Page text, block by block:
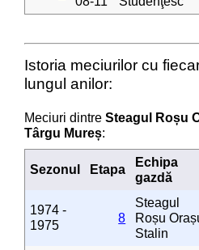
Istoria meciurilor cu
lungul anilor:
Meciuri dintreSteagul Roșu
Târgu Mureș:
Sezonul Etapa
Echipa
gazdă
1974 -
1975
8
Steagul
Roșu
Stalin